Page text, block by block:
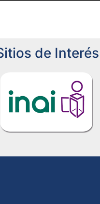
de Interés